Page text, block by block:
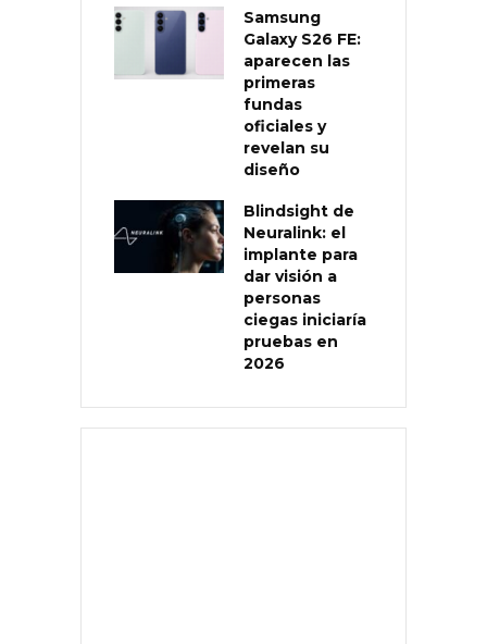
Samsung
Galaxy S26 FE:
aparecen las
primeras
fundas
oficiales y
revelan su
diseño
Blindsight de
Neuralink: el
implante para
dar visión a
personas
ciegas iniciaría
pruebas en
2026